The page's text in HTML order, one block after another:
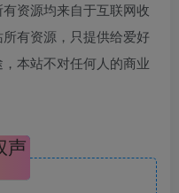
资源均来自于互联网收
有资源，只提供给爱好
本站不对任何人的商业
声